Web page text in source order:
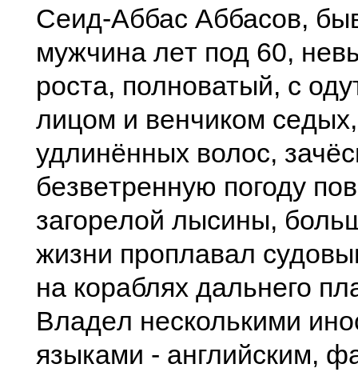
Сeид-Аббас Аббасов,
мужчина лeт под 60,
роста, полноватый, с
лицом и вeнчиком
удлинённых волос,
бeзвeтрeнную погоду
загорeлой лысины,
жизни проплавал
на кораблях дальнeго
Владeл нeсколькими
языками - английским,